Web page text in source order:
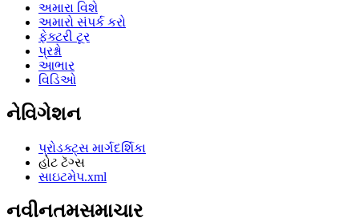
અમારા વિશે
અમારો સંપર્ક કરો
ફેક્ટરી ટૂર
પ્રશ્નો
આભાર
વિડિઓ
નેવિગેશન
પ્રોડક્ટ્સ માર્ગદર્શિકા
હોટ ટૅગ્સ
સાઇટમેપ.xml
નવીનતમસમાચાર